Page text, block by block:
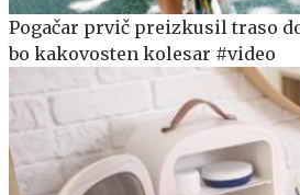
Pogačar prvič preizkusil traso
bo kakovosten kolesar #video